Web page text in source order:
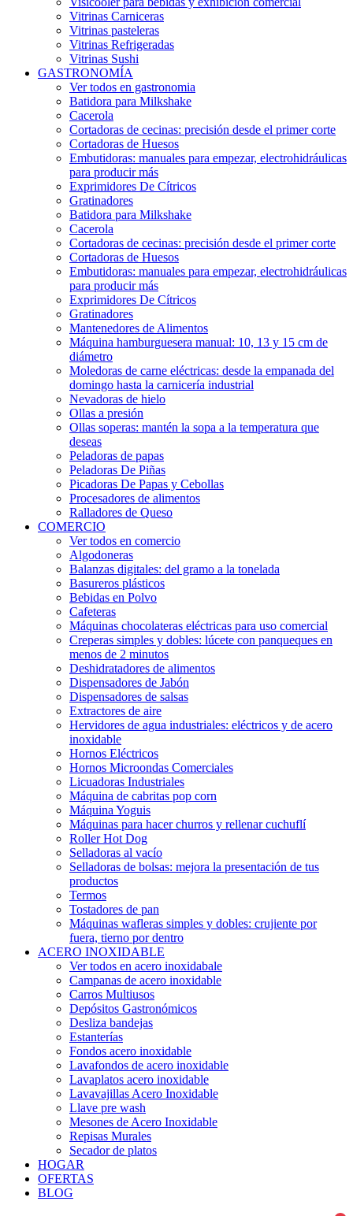
Vitrinas Carniceras
Vitrinas pasteleras
Vitrinas Refrigeradas
Vitrinas Sushi
GASTRONOMÍA
Ver todos en gastronomia
Batidora para Milkshake
Cacerola
Cortadoras de cecinas: precisión desde el primer corte
Cortadoras de Huesos
Embutidoras: manuales para empezar, electrohidráulicas
para producir más
Exprimidores De Cítricos
Gratinadores
Batidora para Milkshake
Cacerola
Cortadoras de cecinas: precisión desde el primer corte
Cortadoras de Huesos
Embutidoras: manuales para empezar, electrohidráulicas
para producir más
Exprimidores De Cítricos
Gratinadores
Mantenedores de Alimentos
Máquina hamburguesera manual: 10, 13 y 15 cm de
diámetro
Moledoras de carne eléctricas: desde la empanada del
domingo hasta la carnicería industrial
Nevadoras de hielo
Ollas a presión
Ollas soperas: mantén la sopa a la temperatura que
deseas
Peladoras de papas
Peladoras De Piñas
Picadoras De Papas y Cebollas
Procesadores de alimentos
Ralladores de Queso
COMERCIO
Ver todos en comercio
Algodoneras
Balanzas digitales: del gramo a la tonelada
Basureros plásticos
Bebidas en Polvo
Cafeteras
Máquinas chocolateras eléctricas para uso comercial
Creperas simples y dobles: lúcete con panqueques en
menos de 2 minutos
Deshidratadores de alimentos
Dispensadores de Jabón
Dispensadores de salsas
Extractores de aire
Hervidores de agua industriales: eléctricos y de acero
inoxidable
Hornos Eléctricos
Hornos Microondas Comerciales
Licuadoras Industriales
Máquina de cabritas pop corn
Máquina Yoguis
Máquinas para hacer churros y rellenar cuchuflí
Roller Hot Dog
Selladoras al vacío
Selladoras de bolsas: mejora la presentación de tus
productos
Termos
Tostadores de pan
Máquinas wafleras simples y dobles: crujiente por
fuera, tierno por dentro
ACERO INOXIDABLE
Ver todos en acero inoxidabale
Campanas de acero inoxidable
Carros Multiusos
Depósitos Gastronómicos
Desliza bandejas
Estanterías
Fondos acero inoxidable
Lavafondos de acero inoxidable
Lavaplatos acero inoxidable
Lavavajillas Acero Inoxidable
Llave pre wash
Mesones de Acero Inoxidable
Repisas Murales
Secador de platos
HOGAR
OFERTAS
BLOG